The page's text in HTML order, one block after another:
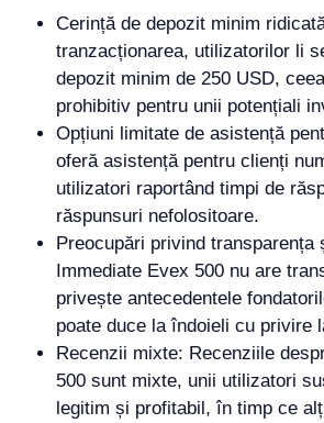
Cerință de depozit minim
tranzacționarea, utilizatorilor li
depozit minim de 250 USD,
prohibitiv pentru unii potențiali
Opțiuni limitate de asistență
oferă asistență pentru clienți
utilizatori raportând timpi de
răspunsuri nefolositoare.
Preocupări privind transparența
Immediate Evex 500 nu are
privește antecedentele
poate duce la îndoieli cu privire
Recenzii mixte: Recenziile
500 sunt mixte, unii utilizatori
legitim și profitabil, în timp ce